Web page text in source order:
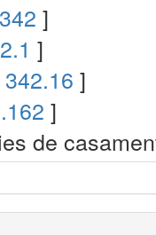
342 ]
]
342.16 ]
]
de